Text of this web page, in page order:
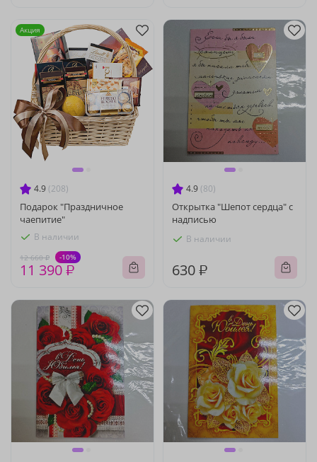
4.9 (208)
Подарок "Праздничное
чаепитие"
В наличии
12 660 ₽ -10%
11 390 ₽
Акция
4.9 (80)
Открытка "Шепот сердца" с
надписью
В наличии
630 ₽